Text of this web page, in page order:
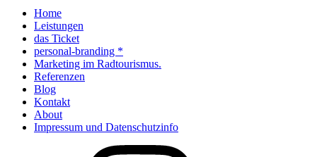
Home
Leistungen
das Ticket
personal-branding *
Marketing im Radtourismus.
Referenzen
Blog
Kontakt
About
Impressum und Datenschutzinfo